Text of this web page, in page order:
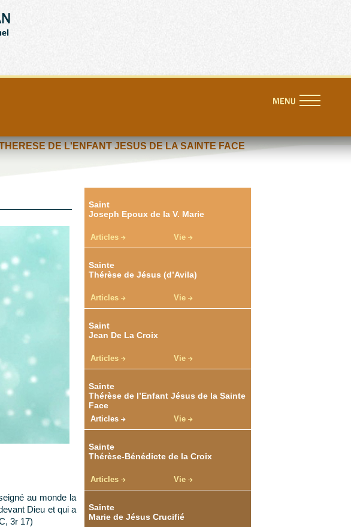
DE L'ENFANT JESUS DE LA SAINTE FACE
au monde la
Dieu et qui a
3r 17)
Saint
Joseph Epoux de la V. Marie
Articles Vie
Sainte
Thérèse de Jésus (d’Avila)
Articles Vie
Saint
Jean De La Croix
Articles Vie
Sainte
Thérèse de l’Enfant Jésus de la Sainte
Face
Articles Vie
Sainte
Thérèse-Bénédicte de la Croix
Articles Vie
Sainte
Marie de Jésus Crucifié